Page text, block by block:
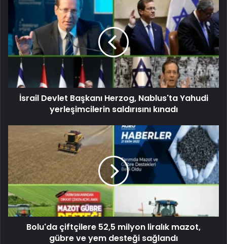
İsrail Devlet Başkanı Herzog, Nablus'ta Yahudi
yerleşimcilerin saldırısını kınadı
Bolu'da çiftçilere 52,5 milyon liralık mazot,
gübre ve yem desteği sağlandı